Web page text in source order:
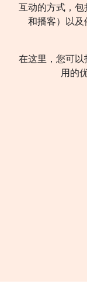
互动的方式，
和播客）以
在这里，您可
用的